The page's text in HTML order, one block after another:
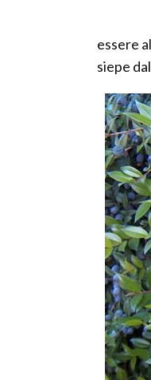
essere
siepe